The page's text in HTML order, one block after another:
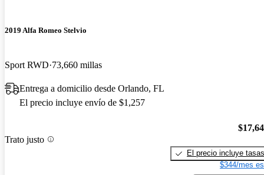
2019 Alfa Romeo Stelvio
Sport RWD 73,660 millas
Entrega a domicilio desde Orlando, FL
El precio incluye envío de $1,257
Trato justo
El precio incluye tasas
$344/mes